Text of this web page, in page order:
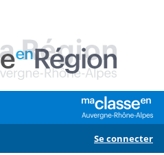
Se connecter